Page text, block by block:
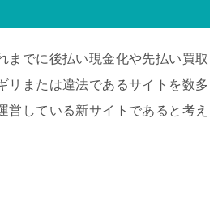
までに後払い現金化や先払い買取
リまたは違法であるサイトを数多
営している新サイトであると考え